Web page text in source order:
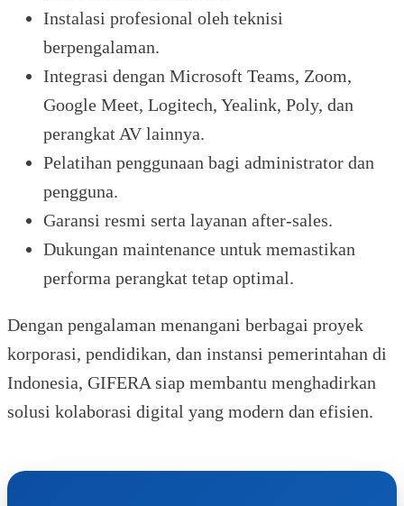
Instalasi profesional oleh teknisi
berpengalaman.
Integrasi dengan Microsoft Teams, Zoom,
Google Meet, Logitech, Yealink, Poly, dan
perangkat AV lainnya.
Pelatihan penggunaan bagi administrator dan
pengguna.
Garansi resmi serta layanan after-sales.
Dukungan maintenance untuk memastikan
performa perangkat tetap optimal.
Dengan pengalaman menangani berbagai proyek
korporasi, pendidikan, dan instansi pemerintahan di
Indonesia, GIFERA siap membantu menghadirkan
solusi kolaborasi digital yang modern dan efisien.